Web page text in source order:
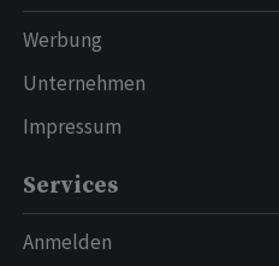
Werbung
Unternehmen
Impressum
Services
Anmelden